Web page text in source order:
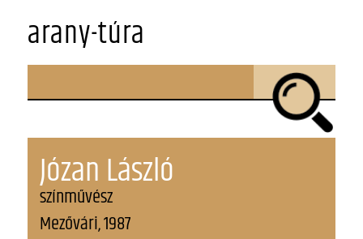
arany-túra
Józan László
színművész
Mezővári, 1987